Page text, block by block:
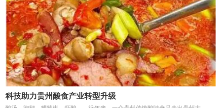
科技助力贵州酸食产业转型升级